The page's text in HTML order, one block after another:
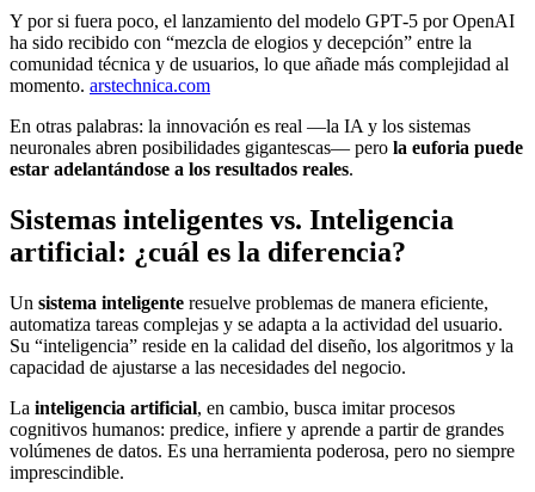
Y por si fuera poco, el lanzamiento del modelo GPT‑5 por OpenAI
ha sido recibido con “mezcla de elogios y decepción” entre la
comunidad técnica y de usuarios, lo que añade más complejidad al
momento. arstechnica.com
En otras palabras: la innovación es real —la IA y los sistemas
neuronales abren posibilidades gigantescas— pero la euforia puede
estar adelantándose a los resultados reales.
Sistemas inteligentes vs. Inteligencia
artificial: ¿cuál es la diferencia?
Un sistema inteligente resuelve problemas de manera eficiente,
automatiza tareas complejas y se adapta a la actividad del usuario.
Su “inteligencia” reside en la calidad del diseño, los algoritmos y la
capacidad de ajustarse a las necesidades del negocio.
La inteligencia artificial, en cambio, busca imitar procesos
cognitivos humanos: predice, infiere y aprende a partir de grandes
volúmenes de datos. Es una herramienta poderosa, pero no siempre
imprescindible.